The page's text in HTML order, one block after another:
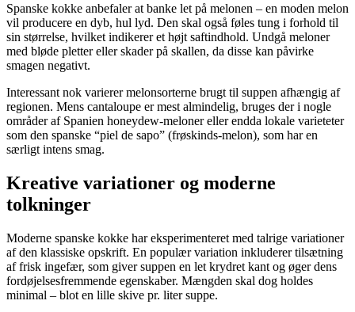
Spanske kokke anbefaler at banke let på melonen – en moden melon
vil producere en dyb, hul lyd. Den skal også føles tung i forhold til
sin størrelse, hvilket indikerer et højt saftindhold. Undgå meloner
med bløde pletter eller skader på skallen, da disse kan påvirke
smagen negativt.
Interessant nok varierer melonsorterne brugt til suppen afhængig af
regionen. Mens cantaloupe er mest almindelig, bruges der i nogle
områder af Spanien honeydew-meloner eller endda lokale varieteter
som den spanske “piel de sapo” (frøskinds-melon), som har en
særligt intens smag.
Kreative variationer og moderne
tolkninger
Moderne spanske kokke har eksperimenteret med talrige variationer
af den klassiske opskrift. En populær variation inkluderer tilsætning
af frisk ingefær, som giver suppen en let krydret kant og øger dens
fordøjelsesfremmende egenskaber. Mængden skal dog holdes
minimal – blot en lille skive pr. liter suppe.